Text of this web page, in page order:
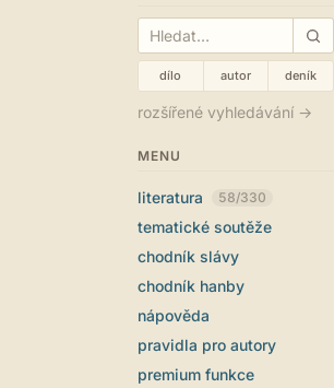
dílo autor deník
rozšířené vyhledávání →
MENU
literatura 58/330
tematické soutěže
chodník slávy
chodník hanby
nápověda
pravidla pro autory
premium funkce